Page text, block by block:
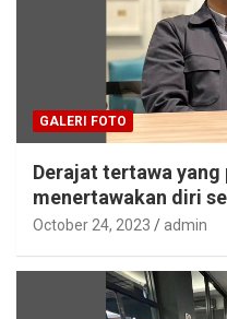
GALERI FOTO
Derajat tertawa
menertawakan diri
October 24, 2023 admin